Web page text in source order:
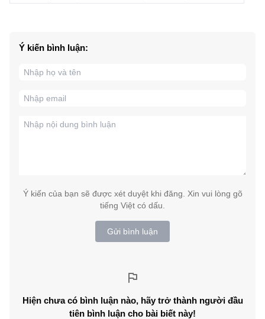
Ý kiến bình luận:
Ý kiến của bạn sẽ được xét duyệt khi đăng. Xin vui lòng gõ
tiếng Việt có dấu.
Gửi bình luận
Hiện chưa có bình luận nào, hãy trở thành người đầu
tiên bình luận cho bài biết này!